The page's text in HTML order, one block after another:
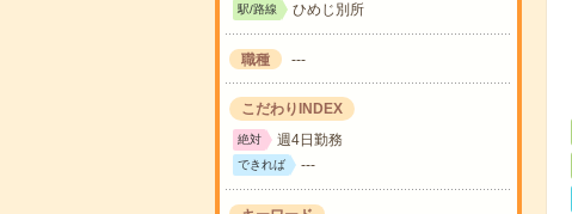
駅/路線 ひめじ別所
職種 ---
こだわりINDEX
絶対 週4日勤務
できれば ---